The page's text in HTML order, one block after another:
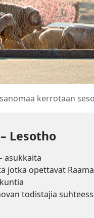
kerrotaan
Lesotho
asukkaita
jotka opettavat
todistajia